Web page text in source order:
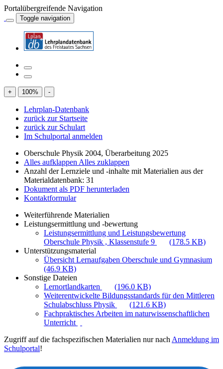
Portalübergreifende Navigation
Toggle navigation
+ 100% -
Lehrplan-Datenbank
zurück zur Startseite
zurück zur Schulart
Im Schulportal anmelden
Oberschule Physik 2004, Überarbeitung 2025
Alles aufklappen Alles zuklappen
Anzahl der Lernziele und -inhalte mit Materialien aus der
Materialdatenbank: 31
Dokument als PDF herunterladen
Kontaktformular
Weiterführende Materialien
Leistungsermittlung und -bewertung
Leistungsermittlung und Leistungsbewertung
Oberschule Physik , Klassenstufe 9
(178.5 KB)
Unterstützungsmaterial
Übersicht Lernaufgaben Oberschule und Gymnasium
(46.9 KB)
Sonstige Dateien
Lernortlandkarten
(196.0 KB)
Weiterentwickelte Bildungsstandards für den Mittleren
Schulabschluss Physik
(121.6 KB)
Fachpraktisches Arbeiten im naturwissenschaftlichen
Unterricht
Zugriff auf die fachspezifischen Materialien nur nach Anmeldung im
Schulportal!